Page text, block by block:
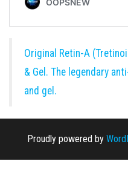
Original Retin-A
& Gel. The legendary
and gel.
Proudly powered by